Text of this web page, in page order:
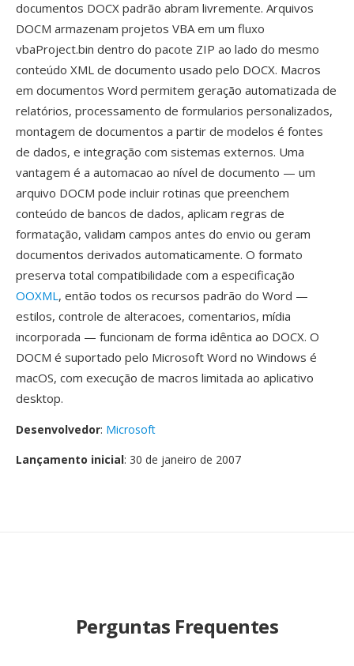
documentos DOCX padrão abram livremente. Arquivos
DOCM armazenam projetos VBA em um fluxo
vbaProject.bin dentro do pacote ZIP ao lado do mesmo
conteúdo XML de documento usado pelo DOCX. Macros
em documentos Word permitem geração automatizada de
relatórios, processamento de formularios personalizados,
montagem de documentos a partir de modelos é fontes
de dados, e integração com sistemas externos. Uma
vantagem é a automacao ao nível de documento — um
arquivo DOCM pode incluir rotinas que preenchem
conteúdo de bancos de dados, aplicam regras de
formatação, validam campos antes do envio ou geram
documentos derivados automaticamente. O formato
preserva total compatibilidade com a especificação
OOXML, então todos os recursos padrão do Word —
estilos, controle de alteracoes, comentarios, mídia
incorporada — funcionam de forma idêntica ao DOCX. O
DOCM é suportado pelo Microsoft Word no Windows é
macOS, com execução de macros limitada ao aplicativo
desktop.
Desenvolvedor: Microsoft
Lançamento inicial: 30 de janeiro de 2007
Perguntas Frequentes